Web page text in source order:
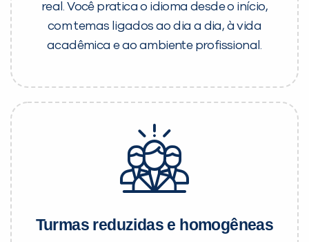
real. Você pratica o idioma desde o início,
com temas ligados ao dia a dia, à vida
acadêmica e ao ambiente profissional.
Turmas reduzidas e homogêneas